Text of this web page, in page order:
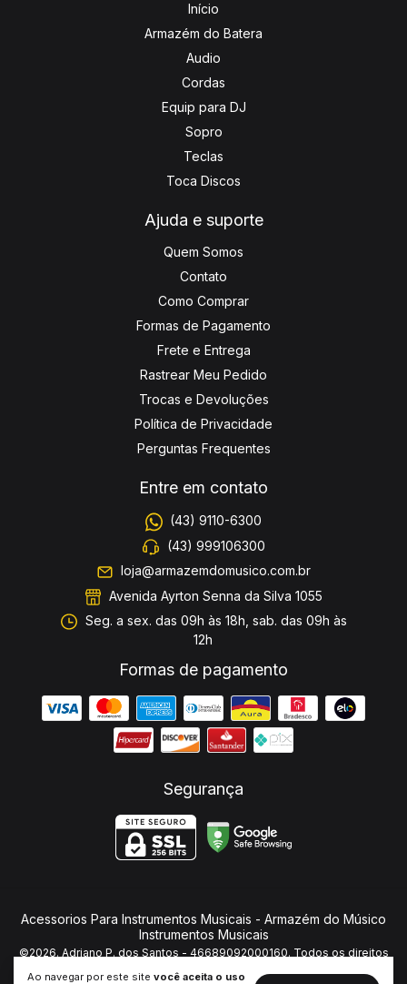
Ao navegar por este site você aceita o uso
Início
Armazém do Batera
Audio
Cordas
Equip para DJ
Sopro
Teclas
Toca Discos
Ajuda e suporte
Quem Somos
Contato
Como Comprar
Formas de Pagamento
Frete e Entrega
Rastrear Meu Pedido
Trocas e Devoluções
Política de Privacidade
Perguntas Frequentes
Entre em contato
(43) 9110-6300
(43) 999106300
loja@armazemdomusico.com.br
Avenida Ayrton Senna da Silva 1055
Seg. a sex. das 09h às 18h, sab. das 09h às
12h
Formas de pagamento
Segurança
Acessorios Para Instrumentos Musicais - Armazém do Músico
Instrumentos Musicais
©2026. Adriano P. dos Santos - 46689092000160. Todos os direitos